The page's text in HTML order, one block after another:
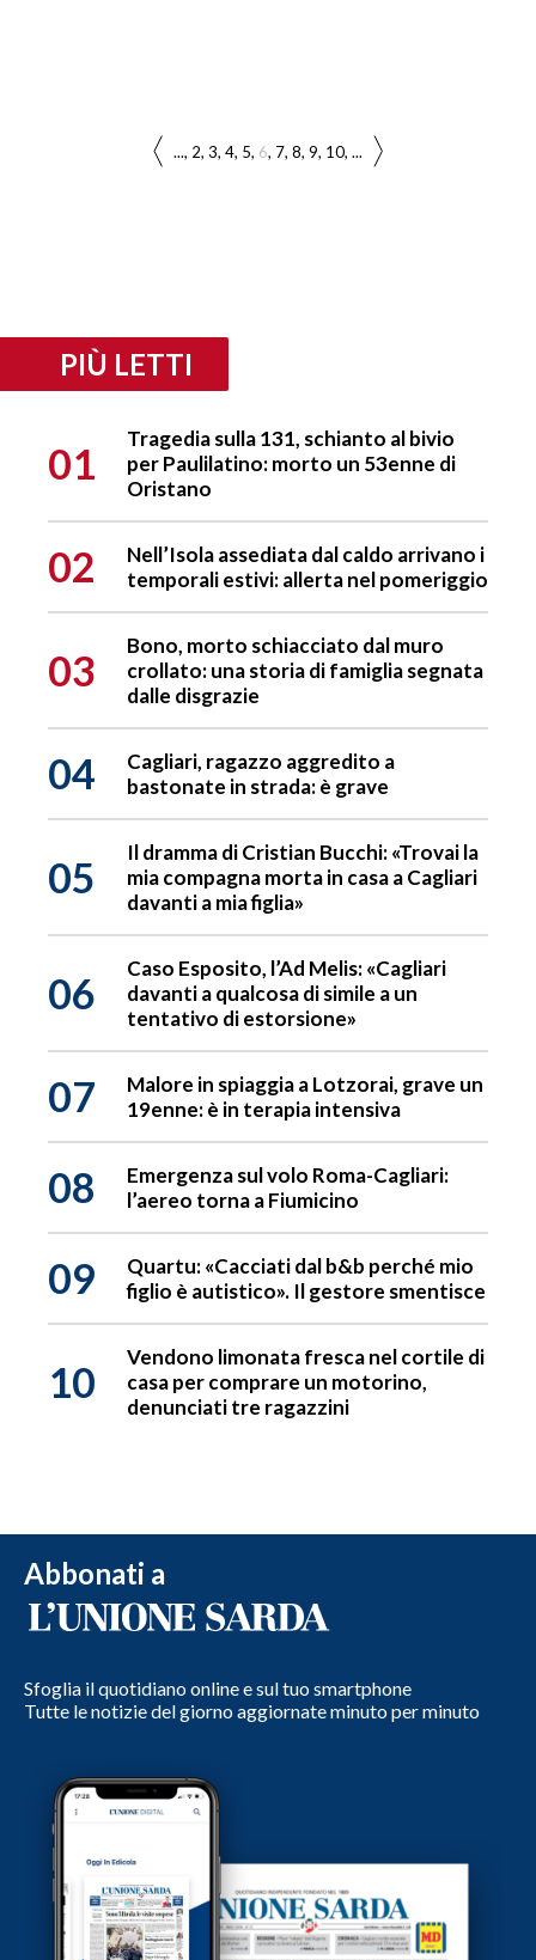
... 2 3 4 5 6 7 8 9 10 ...
PIÙ LETTI
01
Tragedia sulla 131, schianto al bivio
per Paulilatino: morto un 53enne di
Oristano
02
Nell’Isola assediata dal caldo arrivano i
temporali estivi: allerta nel pomeriggio
03
Bono, morto schiacciato dal muro
crollato: una storia di famiglia segnata
dalle disgrazie
04
Cagliari, ragazzo aggredito a
bastonate in strada: è grave
05
Il dramma di Cristian Bucchi: «Trovai la
mia compagna morta in casa a Cagliari
davanti a mia figlia»
06
Caso Esposito, l’Ad Melis: «Cagliari
davanti a qualcosa di simile a un
tentativo di estorsione»
07
Malore in spiaggia a Lotzorai, grave un
19enne: è in terapia intensiva
08
Emergenza sul volo Roma-Cagliari:
l’aereo torna a Fiumicino
09
Quartu: «Cacciati dal b&b perché mio
figlio è autistico». Il gestore smentisce
10
Vendono limonata fresca nel cortile di
casa per comprare un motorino,
denunciati tre ragazzini
Abbonati a
Sfoglia il quotidiano online e sul tuo smartphone
Tutte le notizie del giorno aggiornate minuto per minuto